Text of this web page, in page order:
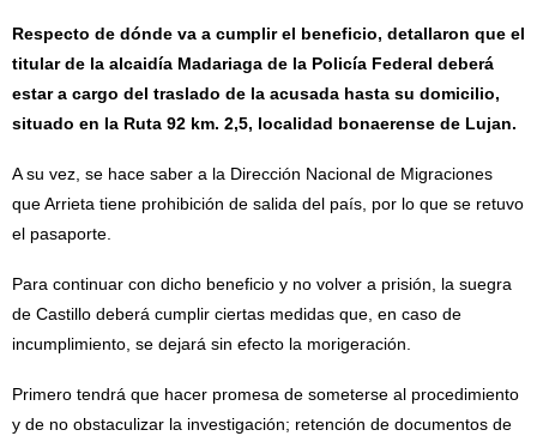
Respecto de dónde va a cumplir el beneficio, detallaron que el
titular de la alcaidía Madariaga de la Policía Federal deberá
estar a cargo del traslado de la acusada hasta su domicilio,
situado en la Ruta 92 km. 2,5, localidad bonaerense de Lujan.
A su vez, se hace saber a la Dirección Nacional de Migraciones
que Arrieta tiene prohibición de salida del país, por lo que se retuvo
el pasaporte.
Para continuar con dicho beneficio y no volver a prisión, la suegra
de Castillo deberá cumplir ciertas medidas que, en caso de
incumplimiento, se dejará sin efecto la morigeración.
Primero tendrá que hacer promesa de someterse al procedimiento
y de no obstaculizar la investigación; retención de documentos de